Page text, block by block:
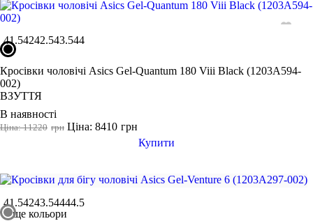
41.54242.543.544
Кросівки чоловічі Asics Gel-Quantum 180 Viii Black (1203A594-
002)
ВЗУТТЯ
В наявності
грн
Ціна: 11220 грн
Ціна: 8410
Купити
41.54243.54444.5
ще кольори